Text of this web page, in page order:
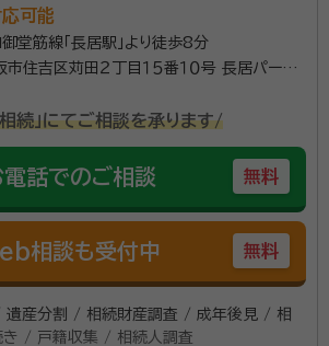
可能
堂筋線「長居駅」より徒歩8分
吉区苅田２丁目１５番１０号 長居パーク
続」にてご相談を承ります/
電話でのご相談 無料
相談も受付中 無料
遺産分割 / 相続財産調査 / 成年後見 / 相
/ 戸籍収集 / 相続人調査